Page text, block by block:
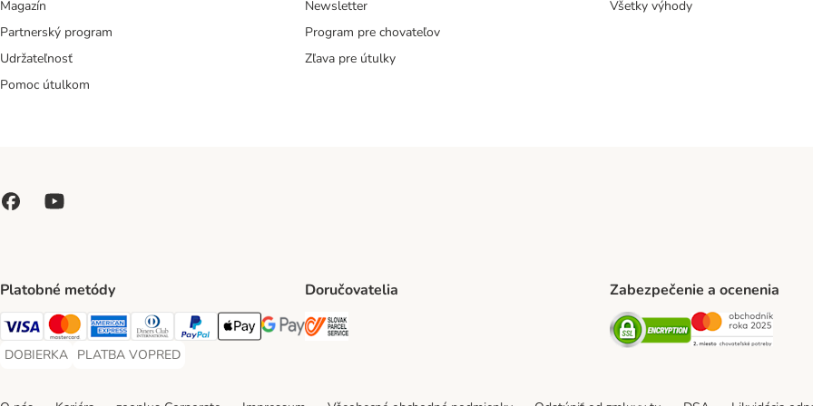
Magazín
Partnerský program
Udržateľnosť
Pomoc útulkom
Newsletter
Program pre chovateľov
Zľava pre útulky
Všetky výhody
Platobné metódy
Visa Payment Method
Mastercard Payment Method
American Express Payment Method
Diners Club Payment Method
PayPal Payment Method
Apple Pay Payment Method
Google Pay Payment Method
DOBIERKA
DOBIERKA Payment Method
PLATBA VOPRED
PLATBA VOPRED Payment Method
Doručovatelia Zabezpečenie a ocenenia
Security